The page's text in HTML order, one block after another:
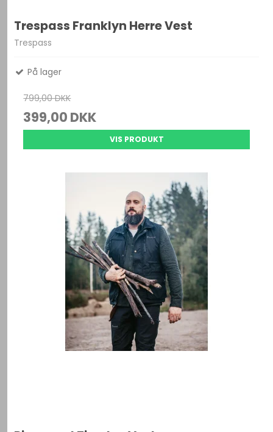
Trespass Franklyn Herre Vest
Trespass
På lager
799,00 DKK
399,00 DKK
VIS PRODUKT